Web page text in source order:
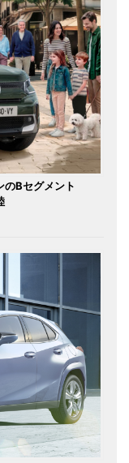
Bセグメント